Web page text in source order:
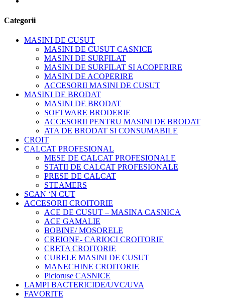
Categorii
MASINI DE CUSUT
MASINI DE CUSUT CASNICE
MASINI DE SURFILAT
MASINI DE SURFILAT SI ACOPERIRE
MASINI DE ACOPERIRE
ACCESORII MASINI DE CUSUT
MASINI DE BRODAT
MASINI DE BRODAT
SOFTWARE BRODERIE
ACCESORII PENTRU MASINI DE BRODAT
ATA DE BRODAT SI CONSUMABILE
CROIT
CALCAT PROFESIONAL
MESE DE CALCAT PROFESIONALE
STATII DE CALCAT PROFESIONALE
PRESE DE CALCAT
STEAMERS
SCAN ‘N CUT
ACCESORII CROITORIE
ACE DE CUSUT – MASINA CASNICA
ACE GAMALIE
BOBINE/ MOSORELE
CREIONE- CARIOCI CROITORIE
CRETA CROITORIE
CURELE MASINI DE CUSUT
MANECHINE CROITORIE
Picioruse CASNICE
LAMPI BACTERICIDE/UVC/UVA
FAVORITE